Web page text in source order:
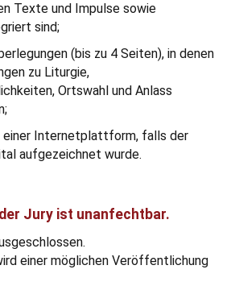
Texte und Impulse sowie
sind;
(bis zu 4 Seiten), in denen
zu Liturgie,
Ortswahl und Anlass
einer Internetplattform, falls der
aufgezeichnet wurde.
Jury ist unanfechtbar.
einer möglichen Veröffentlichung